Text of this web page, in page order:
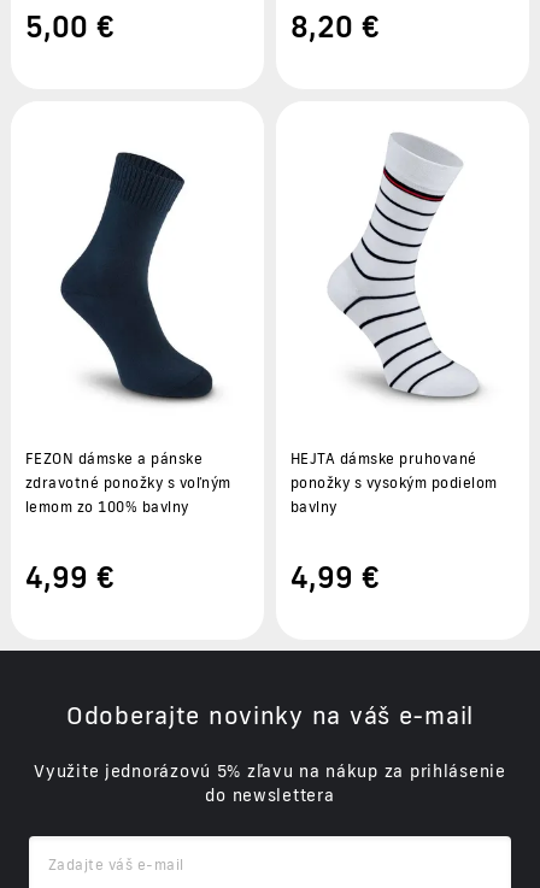
5,00 € 8,20 €
FEZON dámske a pánske
zdravotné ponožky s voľným
lemom zo 100% bavlny
4,99 €
HEJTA dámske pruhované
ponožky s vysokým podielom
bavlny
4,99 €
Odoberajte novinky na váš e-mail
Využite jednorázovú 5% zľavu na nákup za prihlásenie
do newslettera